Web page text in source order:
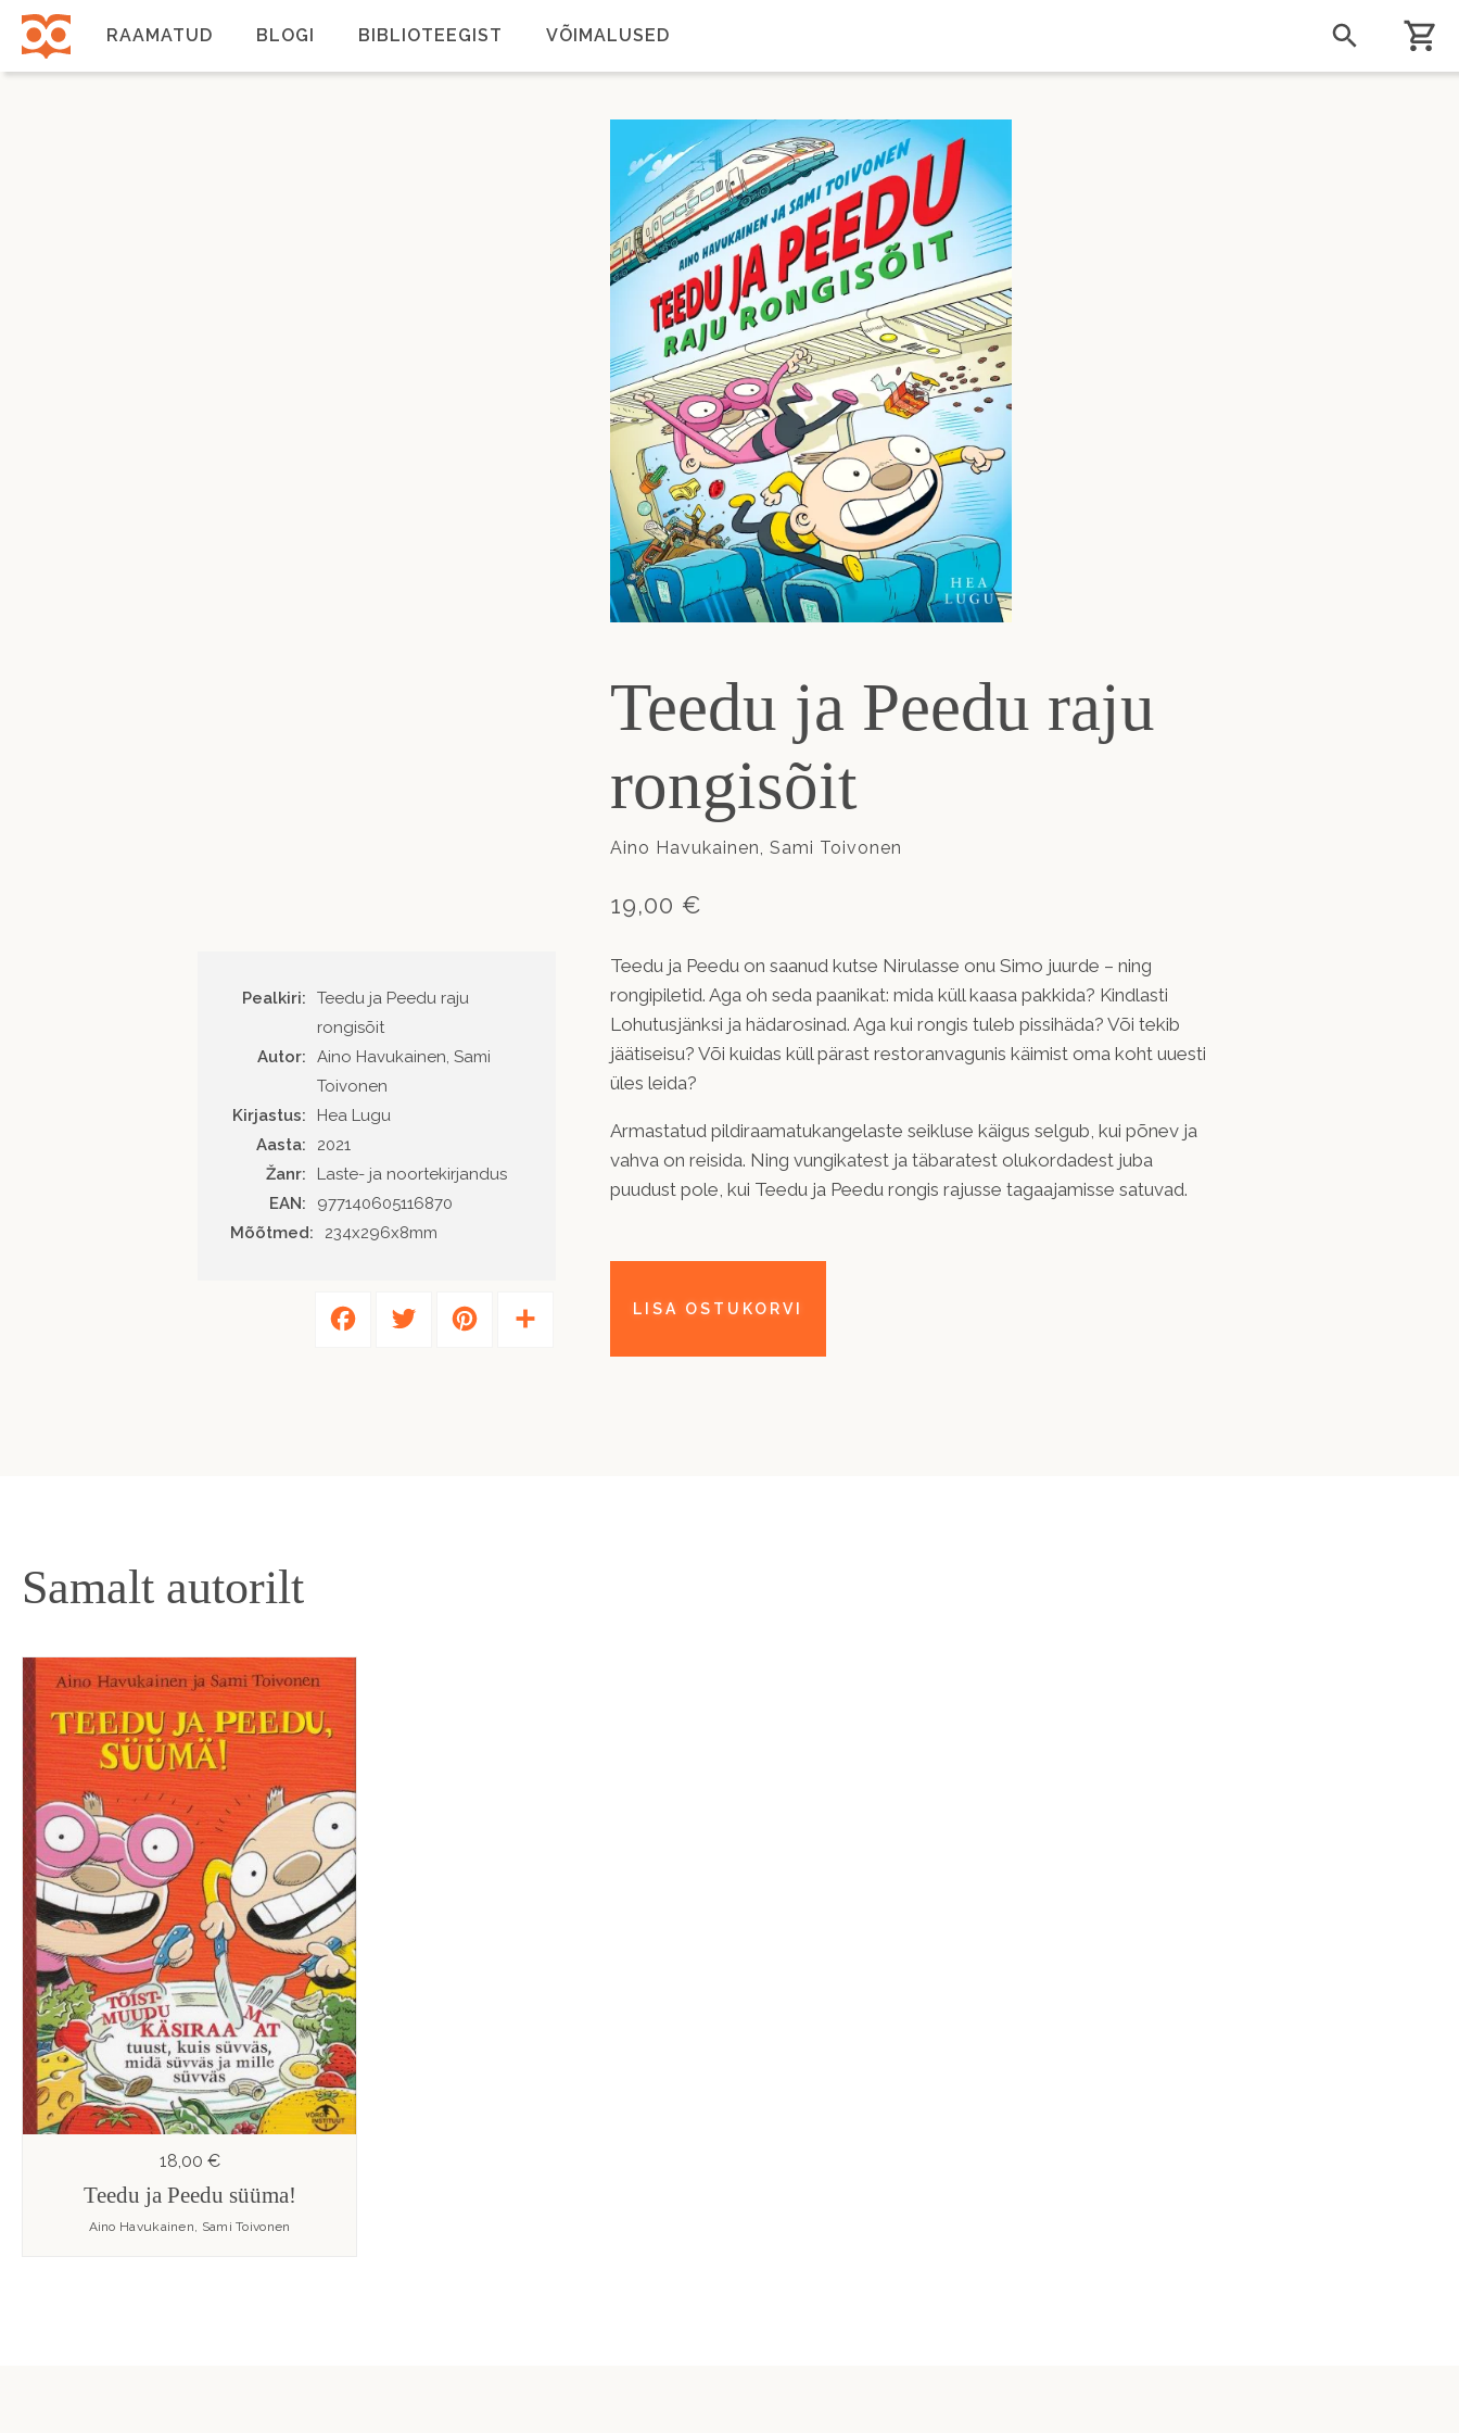
Liigu
edasi
põhisisu
juurde
RAAMATUD BLOGI BIBLIOTEEGIST VÕIMALUSED
Teedu ja Peedu raju
rongisõit
Aino Havukainen, Sami Toivonen
19,00 €
Teedu ja Peedu on saanud kutse Nirulasse onu Simo juurde – ning
rongipiletid. Aga oh seda paanikat: mida küll kaasa pakkida? Kindlasti
Lohutusjänksi ja hädarosinad. Aga kui rongis tuleb pissihäda? Või tekib
jäätiseisu? Või kuidas küll pärast restoranvagunis käimist oma koht uuesti
üles leida?
Armastatud pildiraamatukangelaste seikluse käigus selgub, kui põnev ja
vahva on reisida. Ning vungikatest ja täbaratest olukordadest juba
puudust pole, kui Teedu ja Peedu rongis rajusse tagaajamisse satuvad.
Pealkiri:
Teedu ja Peedu raju
rongisõit
Autor
Aino Havukainen, Sami
Toivonen
Kirjastus
Hea Lugu
Aasta
2021
Žanr
Laste- ja noortekirjandus
EAN
977140605116870
Mõõtmed:
234x296x8mm
Samalt autorilt
18,00 €
Teedu ja Peedu süüma!
Aino Havukainen, Sami Toivonen